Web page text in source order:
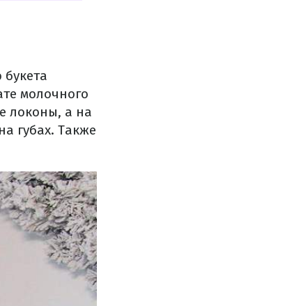
молочного
локоны, а на
губах. Также